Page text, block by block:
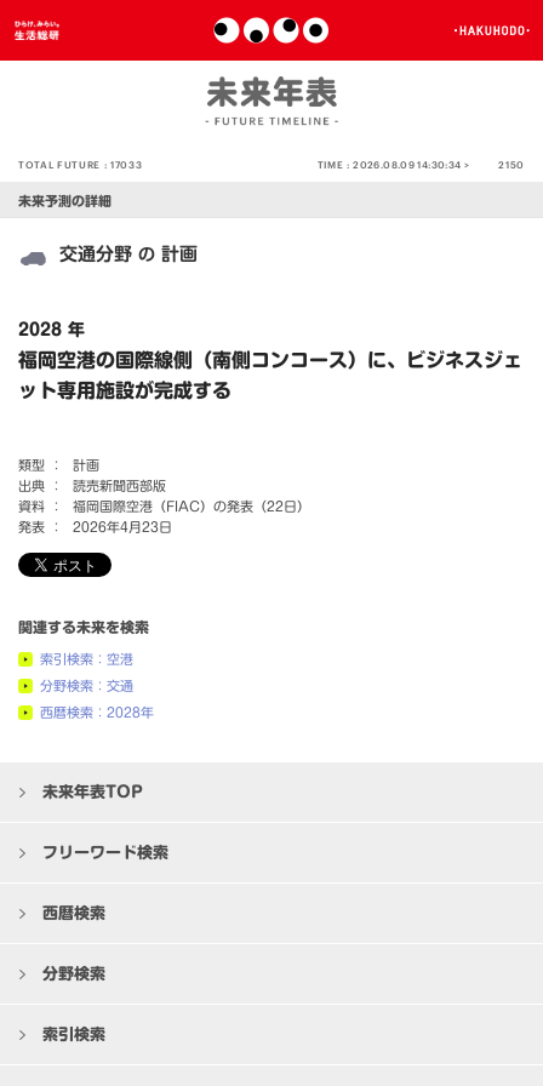
TOTAL FUTURE :17033 TIME :2026.08.09 14:30:34 > 2150
未来予測の詳細
交通分野 の 計画
2028 年
福岡空港の国際線側（南側コンコース）に、ビジネスジェ
ット専用施設が完成する
類型 ：
計画
出典 ：
読売新聞西部版
資料 ：
福岡国際空港（FIAC）の発表（22日）
発表 ：
2026年4月23日
関連する未来を検索
索引検索：空港
分野検索：交通
西暦検索：2028年
未来年表TOP
フリーワード検索
西暦検索
分野検索
索引検索